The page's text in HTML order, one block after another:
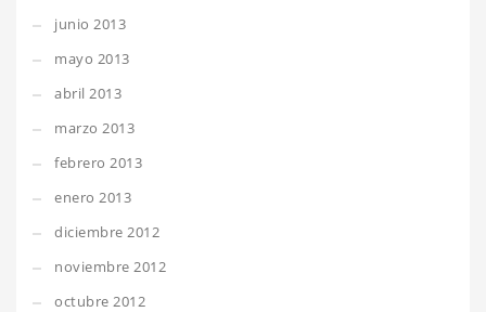
junio 2013
mayo 2013
abril 2013
marzo 2013
febrero 2013
enero 2013
diciembre 2012
noviembre 2012
octubre 2012